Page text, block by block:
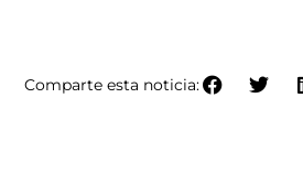
Comparte esta noticia: